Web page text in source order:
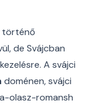
történő
de Svájcban
A svájci
doménen, svájci
olasz-romansh